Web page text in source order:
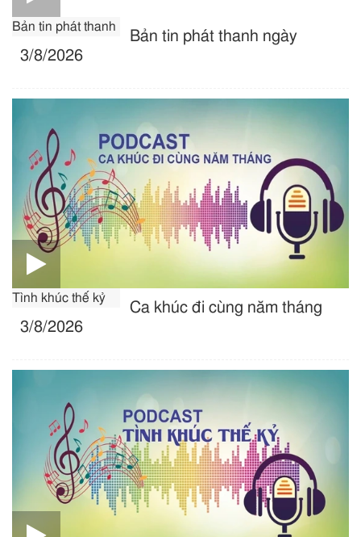
Bản tin phát thanh
Bản tin phát thanh ngày
3/8/2026
Tình khúc thế kỷ
Ca khúc đi cùng năm tháng
3/8/2026